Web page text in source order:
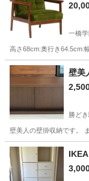
一橋
高さ68cm:奥行き64.5cm:
東京 小平市 一
壁美
勝ど
壁美人の壁掛収納です。
東京 中央区